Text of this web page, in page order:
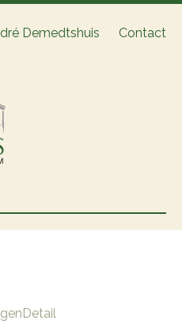
Demedtshuis Contact